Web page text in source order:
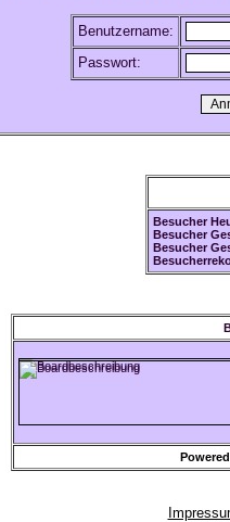
Benutzername:
Passwort:
Besucher
Besucher
Besucher